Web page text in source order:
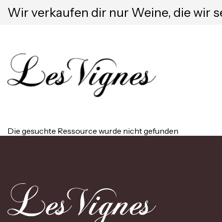
Wir verkaufen dir nur Weine, die wir
Die gesuchte Ressource wurde nicht gefunden